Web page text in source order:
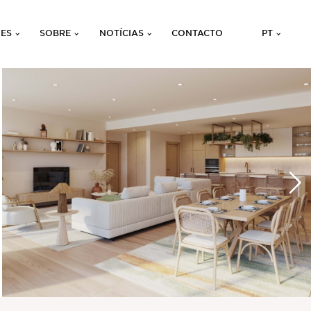
SOBRE NOTÍCIAS CONTACTO PT